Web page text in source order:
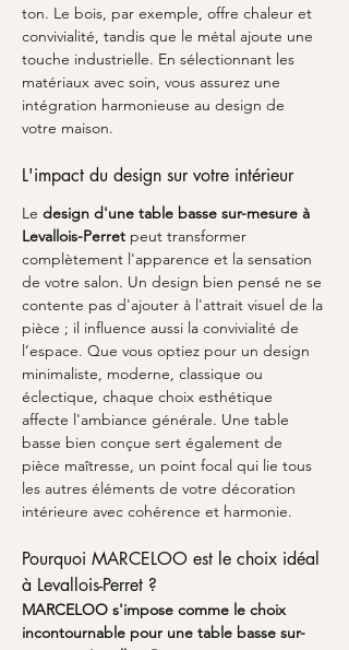
ton. Le bois, par exemple, offre chaleur et
convivialité, tandis que le métal ajoute une
touche industrielle. En sélectionnant les
matériaux avec soin, vous assurez une
intégration harmonieuse au design de
votre maison.
L'impact du design sur votre intérieur
Le design d'une table basse sur-mesure à
Levallois-Perret peut transformer
complètement l'apparence et la sensation
de votre salon. Un design bien pensé ne se
contente pas d'ajouter à l'attrait visuel de la
pièce ; il influence aussi la convivialité de
l’espace. Que vous optiez pour un design
minimaliste, moderne, classique ou
éclectique, chaque choix esthétique
affecte l'ambiance générale. Une table
basse bien conçue sert également de
pièce maîtresse, un point focal qui lie tous
les autres éléments de votre décoration
intérieure avec cohérence et harmonie.
Pourquoi MARCELOO est le choix idéal
à Levallois-Perret ?
MARCELOO s'impose comme le choix
incontournable pour une table basse sur-